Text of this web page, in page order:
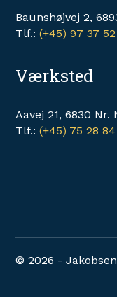
Baunshøjvej 2,
Tlf.:(+45) 97 37 52
Værksted
Aavej 21, 6830
Tlf.:(+45) 75 28
© 2026 -